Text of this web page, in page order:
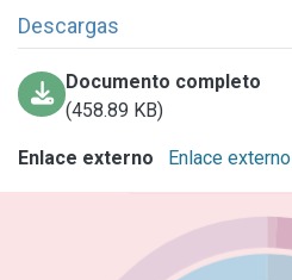
Descargas
Documento completo
(458.89 KB)
Enlace externo Enlace externo